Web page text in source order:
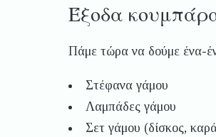
Έξοδα
Πάμε τώρα να δούμε ένα-
Στέφανα γάμου
Λαμπάδες γάμου
Σετ γάμου (δίσκος,